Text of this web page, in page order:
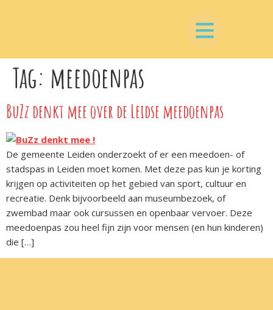
Tag: meedoenpas
BuZz denkt mee over de Leidse meedoenpas
De gemeente Leiden onderzoekt of er een meedoen- of
stadspas in Leiden moet komen. Met deze pas kun je korting
krijgen op activiteiten op het gebied van sport, cultuur en
recreatie. Denk bijvoorbeeld aan museumbezoek, of
zwembad maar ook cursussen en openbaar vervoer. Deze
meedoenpas zou heel fijn zijn voor mensen (en hun kinderen)
die […]